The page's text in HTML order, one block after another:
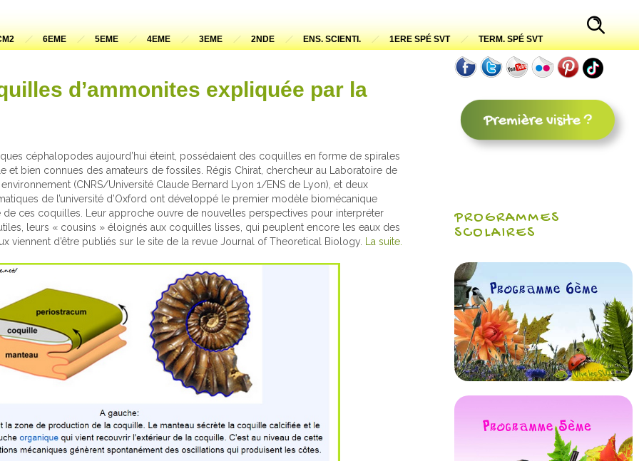
6EME 5EME 4EME 3EME 2NDE ENS. SCIENTI. 1ERE SPÉ SVT
TERM. SPÉ SVT
d’ammonites expliquée par la
céphalopodes aujourd’hui éteint, possédaient des coquilles en forme de spirales
et bien connues des amateurs de fossiles. Régis Chirat, chercheur au Laboratoire de
(CNRS/Université Claude Bernard Lyon 1/ENS de Lyon), et deux
de l’université d’Oxford ont développé le premier modèle biomécanique
de ces coquilles. Leur approche ouvre de nouvelles perspectives pour interpréter
leurs « cousins » éloignés aux coquilles lisses, qui peuplent encore les eaux des
viennent d’être publiés sur le site de la revue Journal of Theoretical Biology.
La suite.
PROGRAMMES
SCOLAIRES